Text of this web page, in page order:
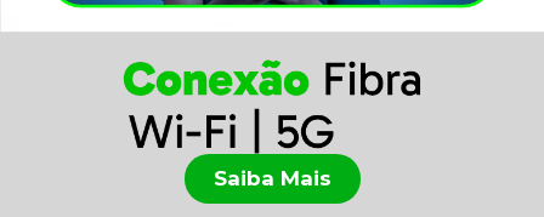
Saiba Mais